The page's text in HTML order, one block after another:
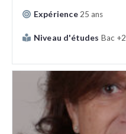
Expérience 25 ans
Niveau d'études Bac +2